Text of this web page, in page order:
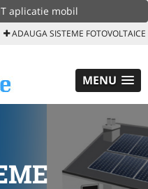
aplicatie mobil
ADAUGA SISTEME FOTOVOLTAICE
MENU